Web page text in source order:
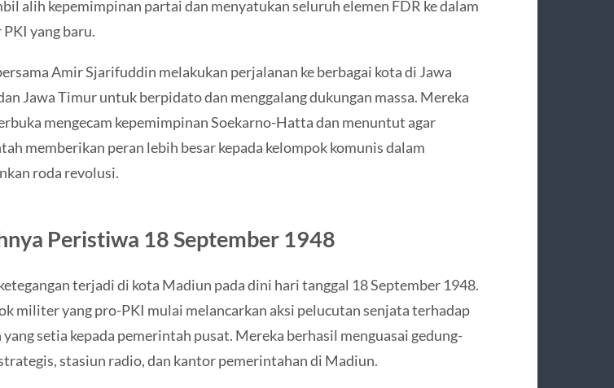
alih kepemimpinan partai dan menyatukan seluruh elemen FDR ke dalam
yang baru.
Amir Sjarifuddin melakukan perjalanan ke berbagai kota di Jawa
Jawa Timur untuk berpidato dan menggalang dukungan massa. Mereka
mengecam kepemimpinan Soekarno-Hatta dan menuntut agar
memberikan peran lebih besar kepada kelompok komunis dalam
roda revolusi.
Peristiwa 18 September 1948
terjadi di kota Madiun pada dini hari tanggal 18 September 1948.
militer yang pro-PKI mulai melancarkan aksi pelucutan senjata terhadap
yang setia kepada pemerintah pusat. Mereka berhasil menguasai gedung-
stasiun radio, dan kantor pemerintahan di Madiun.